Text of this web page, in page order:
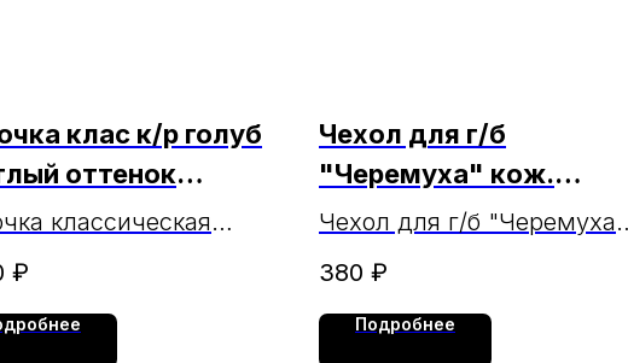
клас к/р голуб
оттенок
Brostem МАРКА
классическая
светло-голубая
₽
Чехол для г/б
"Черемуха" кож.
большой Ч-5/1
Чехол для г/б "Черемуха"
кож. большой
380 ₽
Подробнее